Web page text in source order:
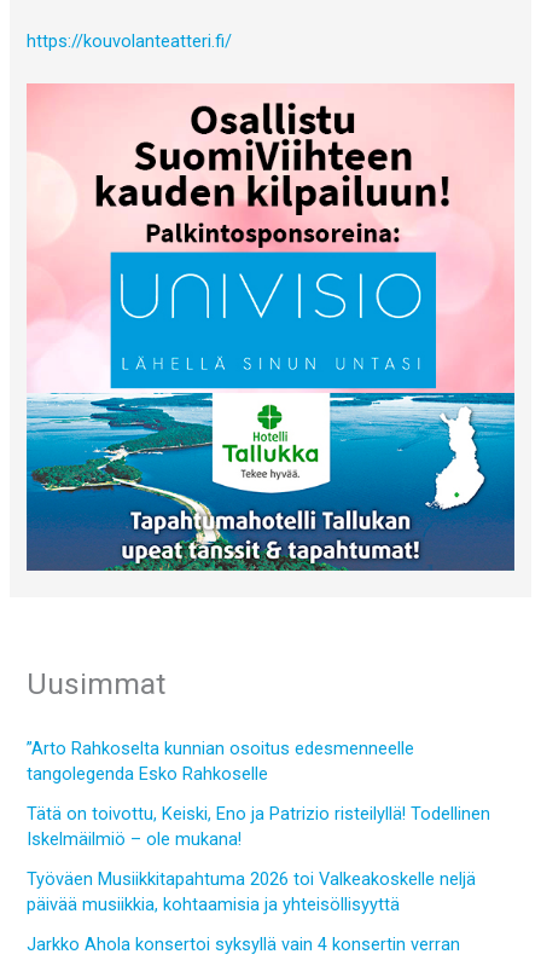
https://kouvolanteatteri.fi/
Uusimmat
”Arto Rahkoselta kunnian osoitus edesmenneelle
tangolegenda Esko Rahkoselle
Tätä on toivottu, Keiski, Eno ja Patrizio risteilyllä! Todellinen
Iskelmäilmiö – ole mukana!
Työväen Musiikkitapahtuma 2026 toi Valkeakoskelle neljä
päivää musiikkia, kohtaamisia ja yhteisöllisyyttä
Jarkko Ahola konsertoi syksyllä vain 4 konsertin verran